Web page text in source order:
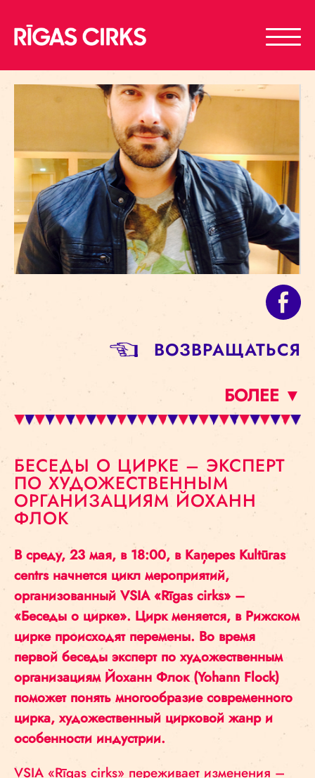
BОЗВРАЩАТЬСЯ
БОЛЕЕ ▼
БЕСЕДЫ О ЦИРКЕ – ЭКСПЕРТ
ПО ХУДОЖЕСТВЕННЫМ
ОРГАНИЗАЦИЯМ ЙОХАНН
ФЛОК
В среду, 23 мая, в 18:00, в Kaņepes Kultūras
centrs начнется цикл мероприятий,
организованный VSIA «Rīgas cirks» –
«Беседы о цирке». Цирк меняется, в Рижском
цирке происходят перемены. Во время
первой беседы эксперт по художественным
организациям Йоханн Флок (Yohann Flock)
поможет понять многообразие современного
цирка, художественный цирковой жанр и
особенности индустрии.
VSIA «Rīgas cirks» переживает изменения –